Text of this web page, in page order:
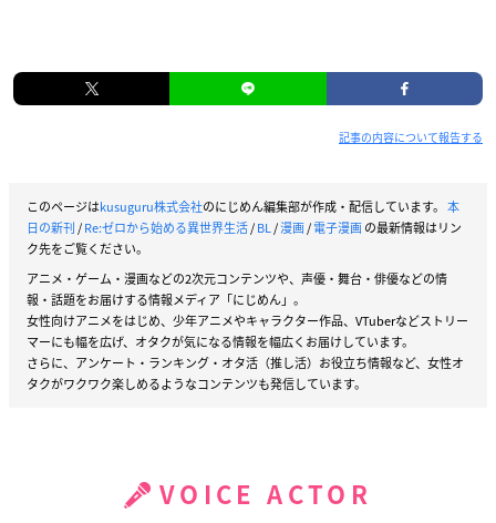
記事の内容について報告する
このページはkusuguru株式会社のにじめん編集部が作成・配信しています。 本
日の新刊/Re:ゼロから始める異世界生活/BL/漫画/電子漫画の最新情報はリン
ク先をご覧ください。
アニメ・ゲーム・漫画などの2次元コンテンツや、声優・舞台・俳優などの情
報・話題をお届けする情報メディア「にじめん」。
女性向けアニメをはじめ、少年アニメやキャラクター作品、VTuberなどストリー
マーにも幅を広げ、オタクが気になる情報を幅広くお届けしています。
さらに、アンケート・ランキング・オタ活（推し活）お役立ち情報など、女性オ
タクがワクワク楽しめるようなコンテンツも発信しています。
VOICE ACTOR